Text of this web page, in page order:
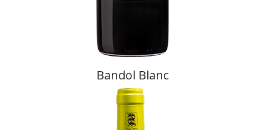
Bandol Blanc